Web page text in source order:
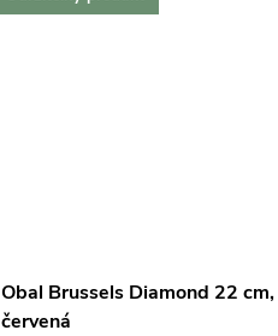
Obal Brussels Diamond 22 cm,
červená